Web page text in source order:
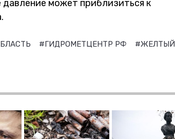
может приблизиться к
#ГИДРОМЕТЦЕНТР РФ
#ЖЕЛТЫЙ